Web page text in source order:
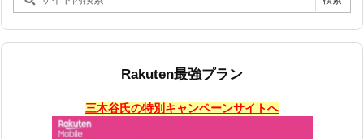
Rakuten最強プラン
三木谷氏の特別キャンペーンサイトへ